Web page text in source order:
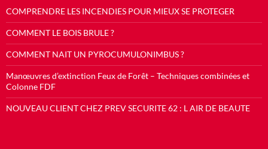
COMPRENDRE LES INCENDIES POUR MIEUX SE PROTEGER
COMMENT LE BOIS BRULE ?
COMMENT NAIT UN PYROCUMULONIMBUS ?
Manœuvres d’extinction Feux de Forêt – Techniques combinées et
Colonne FDF
NOUVEAU CLIENT CHEZ PREV SECURITE 62 : L AIR DE BEAUTE